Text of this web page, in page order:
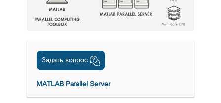
Задать вопрос
MATLAB Parallel Server